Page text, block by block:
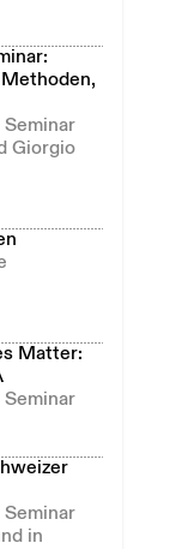
Giorgio
Matter:
in